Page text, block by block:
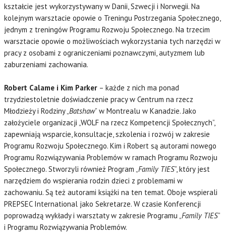
kształcie jest wykorzystywany w Danii, Szwecji i Norwegii. Na
kolejnym warsztacie opowie o Treningu Postrzegania Społecznego,
jednym z treningów Programu Rozwoju Społecznego. Na trzecim
warsztacie opowie o możliwościach wykorzystania tych narzędzi w
pracy z osobami z ograniczeniami poznawczymi, autyzmem lub
zaburzeniami zachowania.
Robert Calame i Kim Parker – każde z nich ma ponad
trzydziestoletnie doświadczenie pracy w Centrum na rzecz
Młodzieży i Rodziny „Batshaw” w Montrealu w Kanadzie. Jako
założyciele organizacji „WOLF na rzecz Kompetencji Społecznych”,
zapewniają wsparcie, konsultacje, szkolenia i rozwój w zakresie
Programu Rozwoju Społecznego. Kim i Robert są autorami nowego
Programu Rozwiązywania Problemów w ramach Programu Rozwoju
Społecznego. Stworzyli również Program „Family TIES”, który jest
narzędziem do wspierania rodzin dzieci z problemami w
zachowaniu. Są też autorami książki na ten temat. Oboje wspierali
PREPSEC International jako Sekretarze. W czasie Konferencji
poprowadzą wykłady i warsztaty w zakresie Programu „Family TIES”
i Programu Rozwiązywania Problemów.